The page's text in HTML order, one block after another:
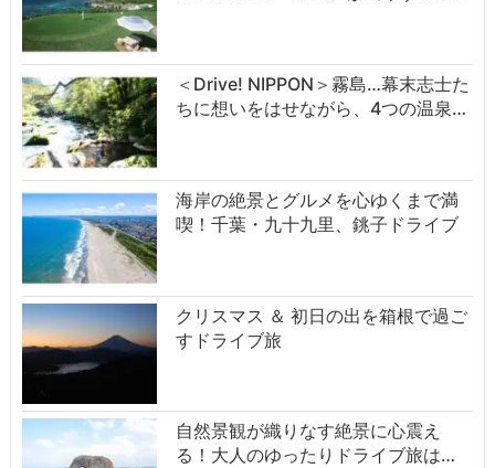
＜Drive! NIPPON＞霧島…幕末志士た
ちに想いをはせながら、4つの温泉…
海岸の絶景とグルメを心ゆくまで満
喫！千葉・九十九里、銚子ドライブ
クリスマス ＆ 初日の出を箱根で過ご
すドライブ旅
自然景観が織りなす絶景に心震え
る！大人のゆったりドライブ旅は…